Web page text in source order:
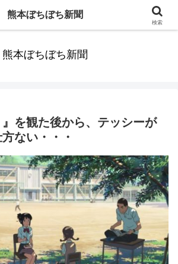
していたんだわ。ずっといっしょに歩いてゆけるっ
熊本ぼちぼち新聞
』を観た後から、テッシーが
ない・・・
熊本ぼちぼち新聞
検索